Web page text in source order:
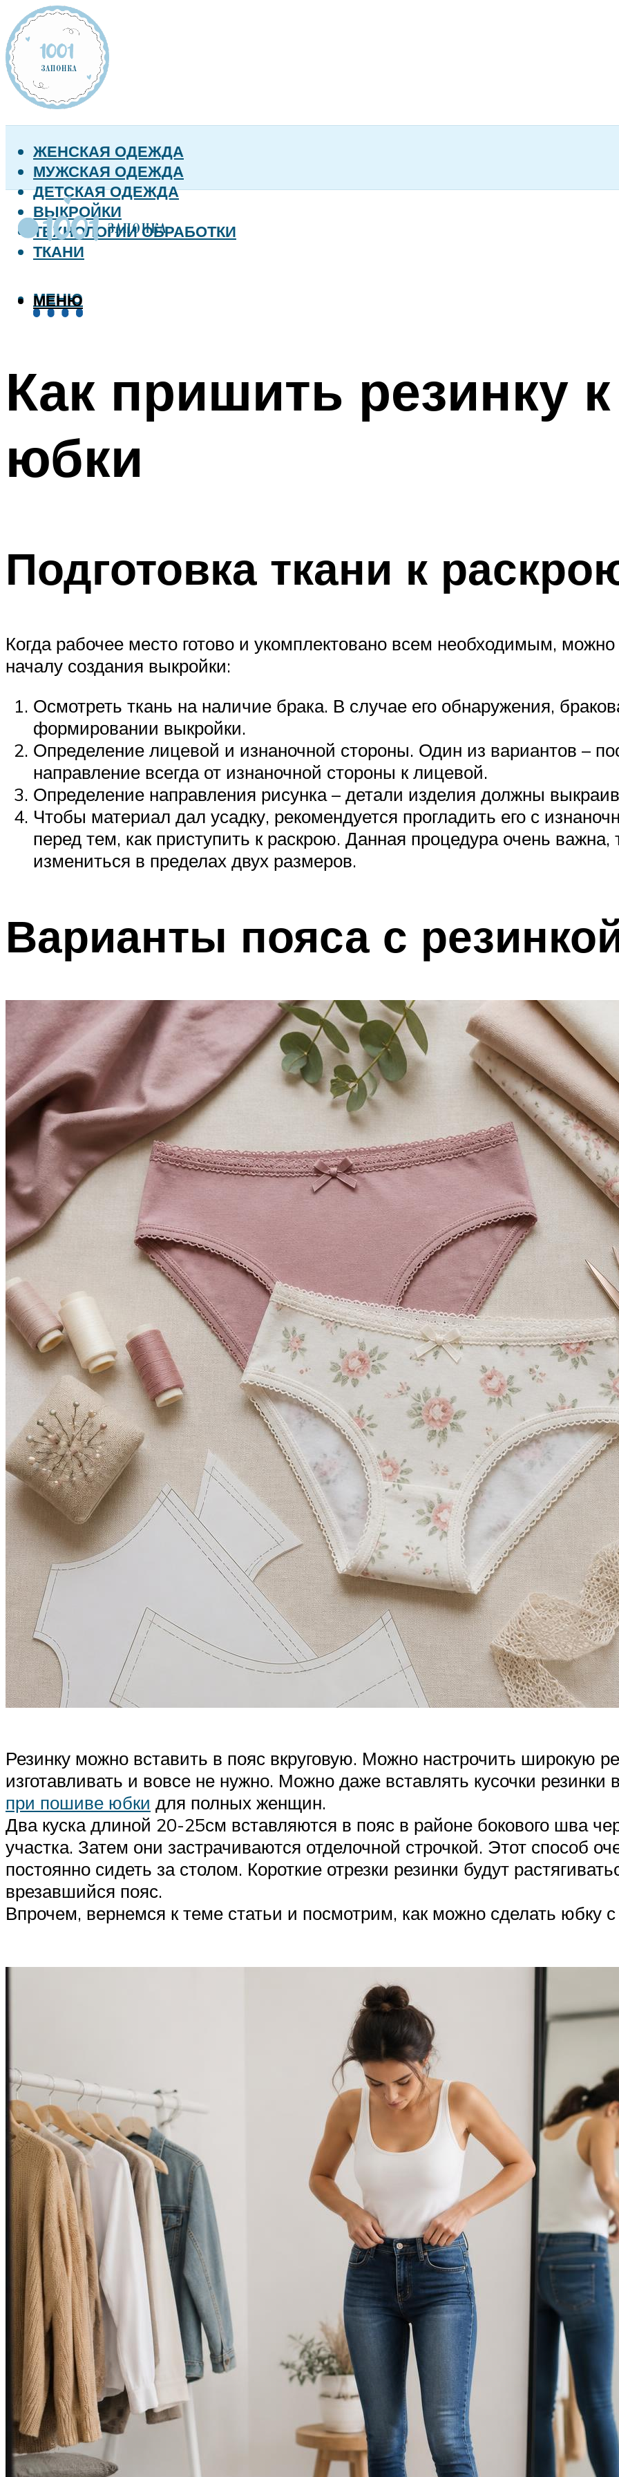
ЖЕНСКАЯ ОДЕЖДА
МУЖСКАЯ ОДЕЖДА
ДЕТСКАЯ ОДЕЖДА
ВЫКРОЙКИ
ТЕХНОЛОГИИ ОБРАБОТКИ
ТКАНИ
МЕНЮ
МЕНЮ
Как пришить резинку
юбки
Подготовка ткани к
Когда рабочее место готово и укомплектовано всем необходимым, можно
началу создания выкройки:
Осмотреть ткань на наличие брака. В случае его обнаружения,
формировании выкройки.
Определение лицевой и изнаночной стороны. Один из вариантов –
направление всегда от изнаночной стороны к лицевой.
Определение направления рисунка – детали изделия должны
Чтобы материал дал усадку, рекомендуется прогладить его с
перед тем, как приступить к раскрою. Данная процедура очень важна,
измениться в пределах двух размеров.
Варианты пояса с
Резинку можно вставить в пояс вкруговую. Можно настрочить широкую
изготавливать и вовсе не нужно. Можно даже вставлять кусочки резинки
при пошиве юбки для полных женщин.
Два куска длиной 20-25см вставляются в пояс в районе бокового шва
участка. Затем они застрачиваются отделочной строчкой. Этот способ
постоянно сидеть за столом. Короткие отрезки резинки будут
врезавшийся пояс.
Впрочем, вернемся к теме статьи и посмотрим, как можно сделать юбку